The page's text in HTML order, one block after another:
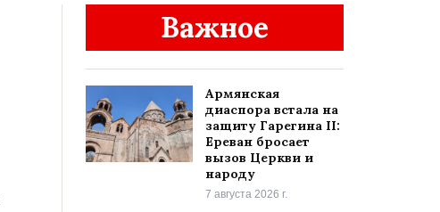
Важное
Армянская
диаспора встала на
защиту Гарегина II:
Ереван бросает
вызов Церкви и
народу
7 августа 2026 г.